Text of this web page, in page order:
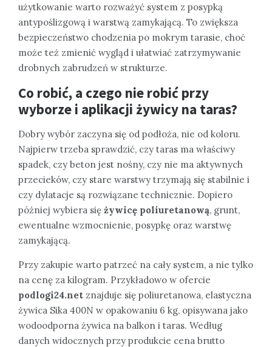
użytkowanie warto rozważyć system z posypką
antypoślizgową i warstwą zamykającą. To zwiększa
bezpieczeństwo chodzenia po mokrym tarasie, choć
może też zmienić wygląd i ułatwiać zatrzymywanie
drobnych zabrudzeń w strukturze.
Co robić, a czego nie robić przy
wyborze i aplikacji żywicy na taras?
Dobry wybór zaczyna się od podłoża, nie od koloru.
Najpierw trzeba sprawdzić, czy taras ma właściwy
spadek, czy beton jest nośny, czy nie ma aktywnych
przecieków, czy stare warstwy trzymają się stabilnie i
czy dylatacje są rozwiązane technicznie. Dopiero
później wybiera się żywicę poliuretanową, grunt,
ewentualne wzmocnienie, posypkę oraz warstwę
zamykającą.
Przy zakupie warto patrzeć na cały system, a nie tylko
na cenę za kilogram. Przykładowo w ofercie
podlogi24.net znajduje się poliuretanowa, elastyczna
żywica Sika 400N w opakowaniu 6 kg, opisywana jako
wodoodporna żywica na balkon i taras. Według
danych widocznych przy produkcie cena brutto